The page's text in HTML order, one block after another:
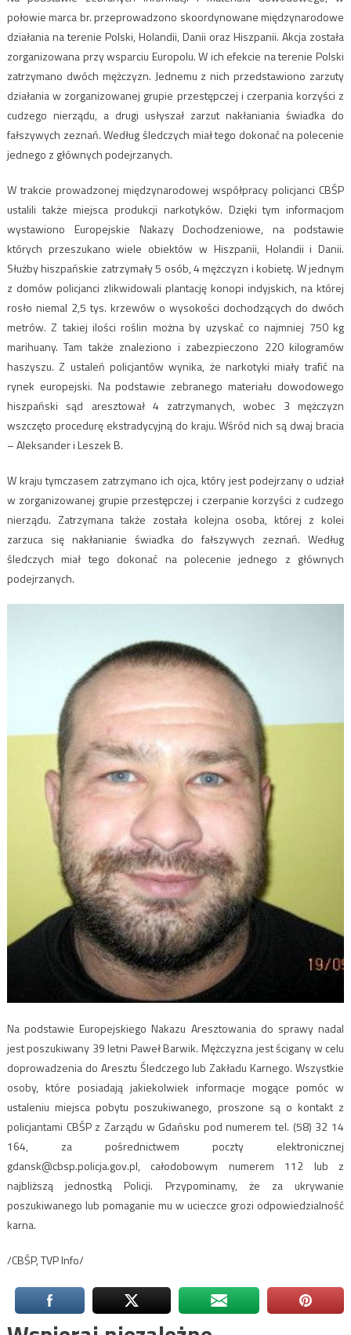
połowie marca br. przeprowadzono skoordynowane międzynarodowe
działania na terenie Polski, Holandii, Danii oraz Hiszpanii. Akcja została
zorganizowana przy wsparciu Europolu. W ich efekcie na terenie Polski
zatrzymano dwóch mężczyzn. Jednemu z nich przedstawiono zarzuty
działania w zorganizowanej grupie przestępczej i czerpania korzyści z
cudzego nierządu, a drugi usłyszał zarzut nakłaniania świadka do
fałszywych zeznań. Według śledczych miał tego dokonać na polecenie
jednego z głównych podejrzanych.
W trakcie prowadzonej międzynarodowej współpracy policjanci CBŚP
ustalili także miejsca produkcji narkotyków. Dzięki tym informacjom
wystawiono Europejskie Nakazy Dochodzeniowe, na podstawie
których przeszukano wiele obiektów w Hiszpanii, Holandii i Danii.
Służby hiszpańskie zatrzymały 5 osób, 4 mężczyzn i kobietę. W jednym
z domów policjanci zlikwidowali plantację konopi indyjskich, na której
rosło niemal 2,5 tys. krzewów o wysokości dochodzących do dwóch
metrów. Z takiej ilości roślin można by uzyskać co najmniej 750 kg
marihuany. Tam także znaleziono i zabezpieczono 220 kilogramów
haszyszu. Z ustaleń policjantów wynika, że narkotyki miały trafić na
rynek europejski. Na podstawie zebranego materiału dowodowego
hiszpański sąd aresztował 4 zatrzymanych, wobec 3 mężczyzn
wszczęto procedurę ekstradycyjną do kraju. Wśród nich są dwaj bracia
– Aleksander i Leszek B.
W kraju tymczasem zatrzymano ich ojca, który jest podejrzany o udział
w zorganizowanej grupie przestępczej i czerpanie korzyści z cudzego
nierządu. Zatrzymana także została kolejna osoba, której z kolei
zarzuca się nakłanianie świadka do fałszywych zeznań. Według
śledczych miał tego dokonać na polecenie jednego z głównych
podejrzanych.
Na podstawie Europejskiego Nakazu Aresztowania do sprawy nadal
jest poszukiwany 39 letni Paweł Barwik. Mężczyzna jest ścigany w celu
doprowadzenia do Aresztu Śledczego lub Zakładu Karnego. Wszystkie
osoby, które posiadają jakiekolwiek informacje mogące pomóc w
ustaleniu miejsca pobytu poszukiwanego, proszone są o kontakt z
policjantami CBŚP z Zarządu w Gdańsku pod numerem tel. (58) 32 14
164, za pośrednictwem poczty elektronicznej
gdansk@cbsp.policja.gov.pl, całodobowym numerem 112 lub z
najbliższą jednostką Policji. Przypominamy, że za ukrywanie
poszukiwanego lub pomaganie mu w ucieczce grozi odpowiedzialność
karna.
/CBŚP, TVP Info/